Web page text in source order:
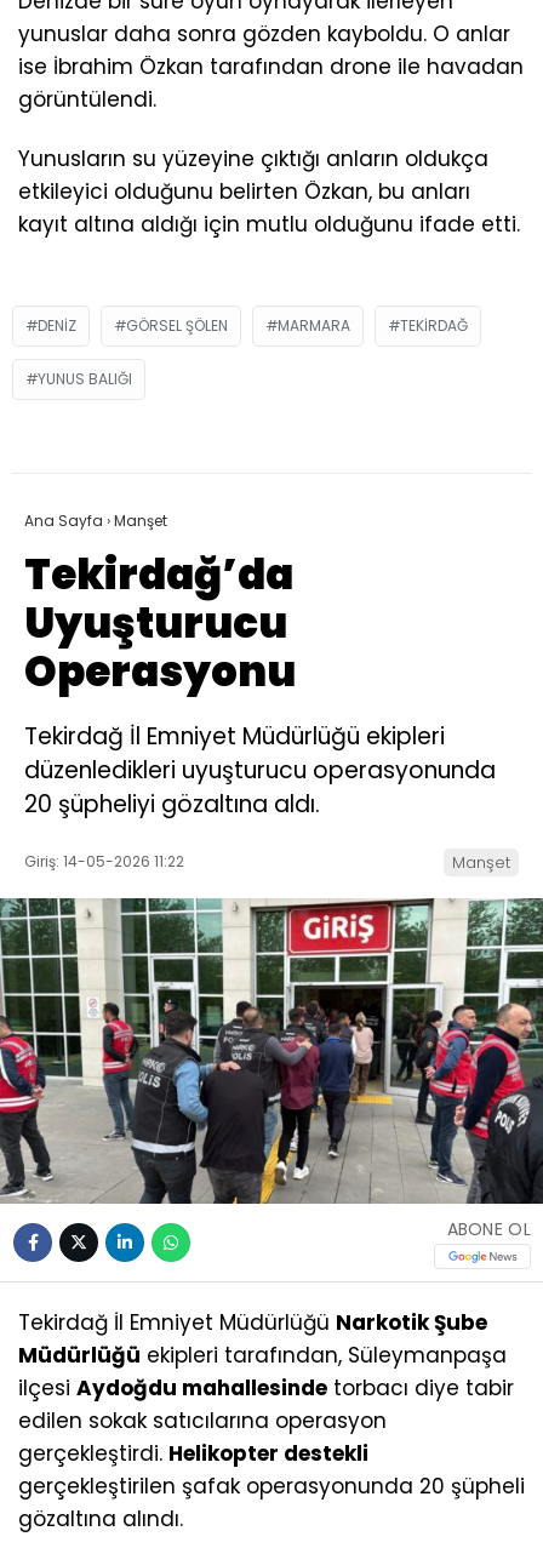
yunuslar daha sonra gözden kayboldu. O anlar
ise İbrahim Özkan tarafından drone ile havadan
görüntülendi.
Yunusların su yüzeyine çıktığı anların oldukça
etkileyici olduğunu belirten Özkan, bu anları
kayıt altına aldığı için mutlu olduğunu ifade etti.
DENIZ GÖRSEL ŞÖLEN MARMARA TEKIRDAĞ
YUNUS BALIĞI
Ana Sayfa ›Manşet
Tekirdağ’da
Uyuşturucu
Operasyonu
Tekirdağ İl Emniyet Müdürlüğü ekipleri
düzenledikleri uyuşturucu operasyonunda
20 şüpheliyi gözaltına aldı.
Giriş: 14-05-2026 11:22 Manşet
ABONE OL
Tekirdağ İl Emniyet Müdürlüğü Narkotik Şube
Müdürlüğü ekipleri tarafından, Süleymanpaşa
ilçesi Aydoğdu mahallesinde torbacı diye tabir
edilen sokak satıcılarına operasyon
gerçekleştirdi. Helikopter destekli
gerçekleştirilen şafak operasyonunda 20 şüpheli
gözaltına alındı.